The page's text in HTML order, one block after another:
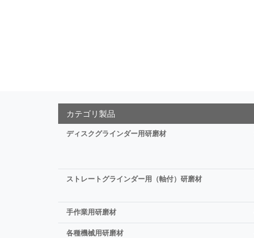
カテゴリ製品
ディスクグラインダー用研磨材
ストレートグラインダー用（軸付）研磨材
手作業用研磨材
各種機械用研磨材